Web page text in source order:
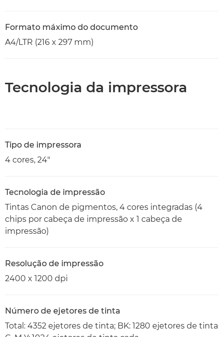
Formato máximo do documento
A4/LTR (216 x 297 mm)
Tecnologia da impressora
Tipo de impressora
4 cores, 24"
Tecnologia de impressão
Tintas Canon de pigmentos, 4 cores integradas (4
chips por cabeça de impressão x 1 cabeça de
impressão)
Resolução de impressão
2400 x 1200 dpi
Número de ejetores de tinta
Total: 4352 ejetores de tinta; BK: 1280 ejetores de tinta